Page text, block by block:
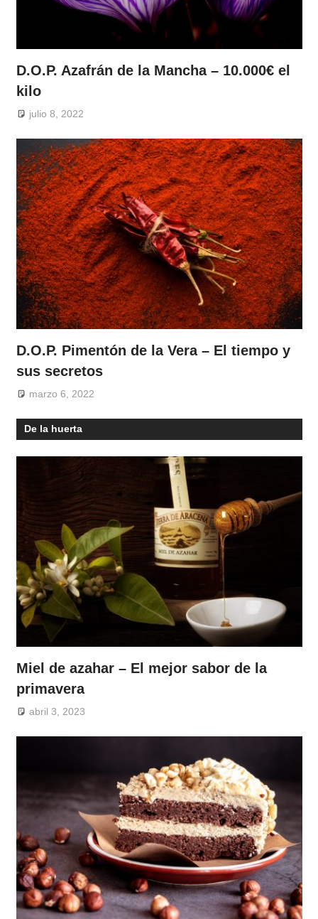
D.O.P. Azafrán de la Mancha – 10.000€ el
kilo
julio 8, 2022
D.O.P. Pimentón de la Vera – El tiempo y
sus secretos
marzo 6, 2022
De la huerta
Miel de azahar – El mejor sabor de la
primavera
abril 3, 2023